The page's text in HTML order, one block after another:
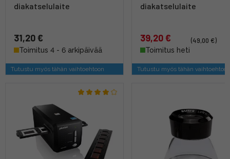
diakatselulaite
31,20 €
Toimitus 4 - 6 arkipäivää
Tutustu myös tähän vaihtoehtoon
diakatselulaite
39,20 €
(49,00 €)
Toimitus heti
Tutustu myös tähän